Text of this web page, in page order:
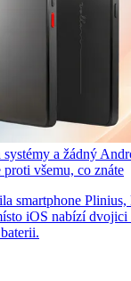
systémy a žádný
všemu, co znáte
smartphone
iOS nabízí dvojici